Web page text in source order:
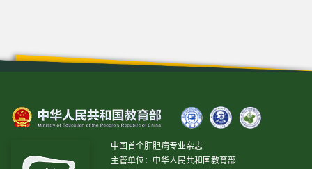
中国首个肝胆病专业杂志
主管单位：中华人民共和国教育部